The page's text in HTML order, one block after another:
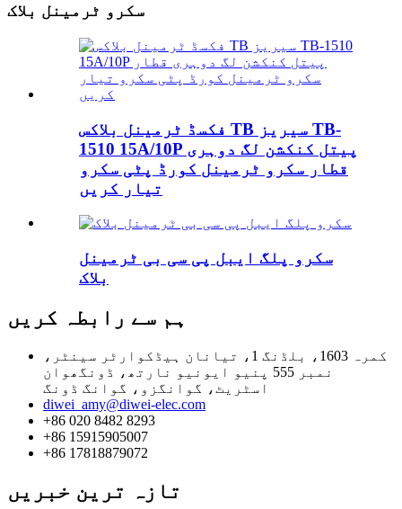
سکرو ٹرمینل بلاک
فکسڈ ٹرمینل بلاکس TB سیریز TB-
1510 15A/10P پیتل کنکشن لگ دوہری
قطار سکرو ٹرمینل کورڈ پٹی سکرو
تیار کریں
سکرو پلگ ایبل پی سی بی ٹرمینل
بلاک
ہم سے رابطہ کریں
کمرہ 1603، بلڈنگ 1، تیانان ہیڈکوارٹر سینٹر،
نمبر 555 پنیو ایونیو نارتھ، ڈونگھوان
اسٹریٹ، گوانگزو، گوانگ ڈونگ
diwei_amy@diwei-elec.com
+86 020 8482 8293
+86 15915905007
+86 17818879072
تازہ ترین خبریں